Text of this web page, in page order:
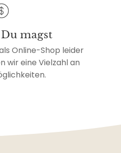
magst
Online-Shop leider
wir eine Vielzahl an